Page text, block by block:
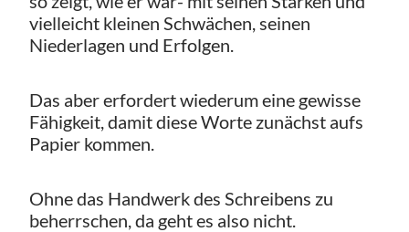
vielleicht kleinen Schwächen, seinen
Niederlagen und Erfolgen.
Das aber erfordert wiederum eine gewisse
Fähigkeit, damit diese Worte zunächst aufs
Papier kommen.
Ohne das Handwerk des Schreibens zu
beherrschen, da geht es also nicht.